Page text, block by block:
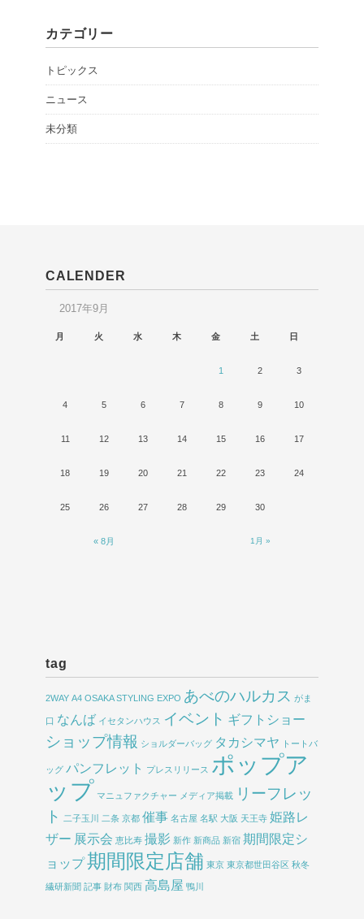
カテゴリー
トピックス
ニュース
未分類
CALENDER
2017年9月
月 火 水 木 金 土 日
« 8月 1月 »
1 2 3
4 5 6 7 8 9 10
11 12 13 14 15 16 17
18 19 20 21 22 23 24
25 26 27 28 29 30
tag
2WAY A4 OSAKA STYLING EXPO あべのハルカス がま
口 なんば イセタンハウス イベント ギフトショー
ショップ情報 ショルダーバッグ タカシマヤ トートバ
ッグ パンフレット プレスリリース ポップア
ップ マニュファクチャー メディア掲載 リーフレッ
ト
二子玉川 二条 京都 催事 名古屋 名駅 大阪 天王寺 姫路レ
ザー 展示会 恵比寿 撮影 新作 新商品 新宿 期間限定シ
ョップ期間限定店舗 東京 東京都世田谷区 秋冬
繊研新聞 記事 財布 関西 高島屋 鴨川